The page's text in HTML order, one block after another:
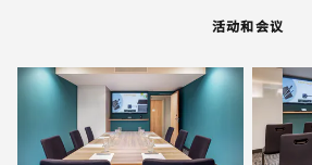
活动和会议